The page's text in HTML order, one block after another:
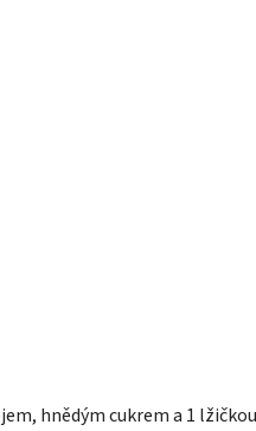
hnědým cukrem a 1